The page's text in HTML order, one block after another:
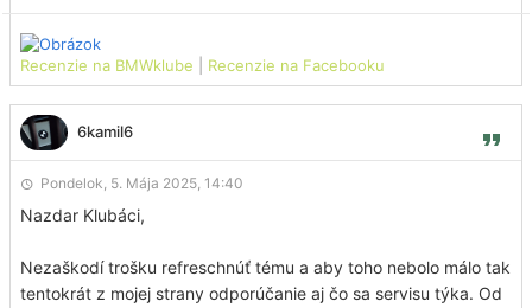
Recenzie na BMWklube Recenzie na Facebooku
6kamil6
Pondelok, 5. Mája 2025, 14:40
Nazdar Klubáci,
Nezaškodí trošku refreschnúť tému a aby toho nebolo málo tak
tentokrát z mojej strany odporúčanie aj čo sa servisu týka. Od